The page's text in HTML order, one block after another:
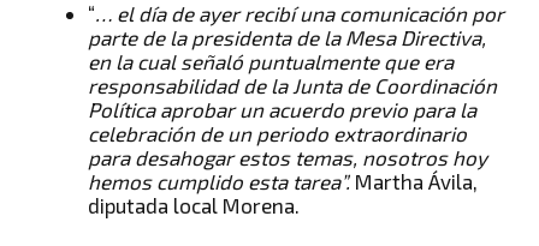
“… el día de ayer recibí una comunicación por
parte de la presidenta de la Mesa Directiva,
en la cual señaló puntualmente que era
responsabilidad de la Junta de Coordinación
Política aprobar un acuerdo previo para la
celebración de un periodo extraordinario
para desahogar estos temas, nosotros hoy
hemos cumplido esta tarea”. Martha Ávila,
diputada local Morena.